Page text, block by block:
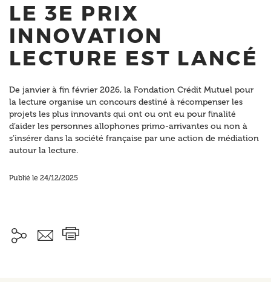
LE 3E PRIX
INNOVATION
LECTURE EST LANCÉ
De janvier à fin février 2026, la Fondation Crédit Mutuel pour
la lecture organise un concours destiné à récompenser les
projets les plus innovants qui ont ou ont eu pour finalité
d’aider les personnes allophones primo-arrivantes ou non à
s’insérer dans la société française par une action de médiation
autour la lecture.
Publié le 24/12/2025